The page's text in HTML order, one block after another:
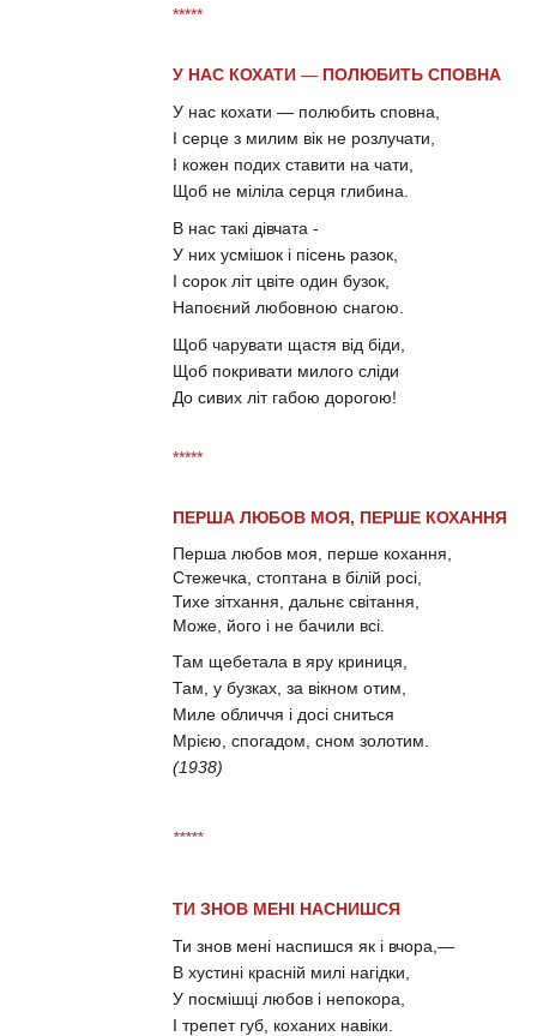
*****
У НАС КОХАТИ — ПОЛЮБИТЬ СПОВНА
У нас кохати — полюбить сповна,
І серце з милим вік не розлучати,
І кожен подих ставити на чати,
Щоб не міліла серця глибина.
В нас такі дівчата -
У них усмішок і пісень разок,
І сорок літ цвіте один бузок,
Напоєний любовною снагою.
Щоб чарувати щастя від біди,
Щоб покривати милого сліди
До сивих літ габою дорогою!
*****
ПЕРША ЛЮБОВ МОЯ, ПЕРШЕ КОХАННЯ
Перша любов моя, перше кохання,
Стежечка, стоптана в білій росі,
Тихе зітхання, дальнє світання,
Може, його і не бачили всі.
Там щебетала в яру криниця,
Там, у бузках, за вікном отим,
Миле обличчя і досі сниться
Мрією, спогадом, сном золотим.
(1938)
*****
ТИ ЗНОВ МЕНІ НАСНИШСЯ
Ти знов мені наспишся як і вчора,—
В хустині красній милі нагідки,
У посмішці любов і непокора,
І трепет губ, коханих навіки.